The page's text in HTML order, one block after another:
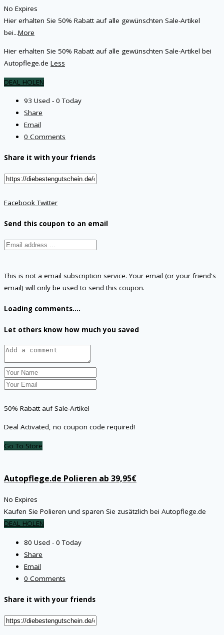
No Expires
Hier erhalten Sie 50% Rabatt auf alle gewünschten Sale-Artikel
bei...More
Hier erhalten Sie 50% Rabatt auf alle gewünschten Sale-Artikel bei
Autopflege.de Less
DEAL HOLEN
93 Used - 0 Today
Share
Email
0 Comments
Share it with your friends
FacebookTwitter
Send this coupon to an email
This is not a email subscription service. Your email (or your friend's
email) will only be used to send this coupon.
Loading comments....
Let others know how much you saved
50% Rabatt auf Sale-Artikel
Deal Activated, no coupon code required!
Go To Store
Autopflege.de Polieren ab 39,95€
No Expires
Kaufen Sie Polieren und sparen Sie zusätzlich bei Autopflege.de
DEAL HOLEN
80 Used - 0 Today
Share
Email
0 Comments
Share it with your friends